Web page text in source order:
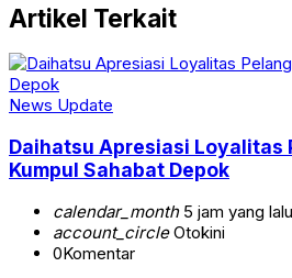
Artikel Terkait
News Update
Daihatsu Apresiasi Loyalitas
Kumpul Sahabat Depok
calendar_month5 jam yang lalu
account_circleOtokini
0Komentar